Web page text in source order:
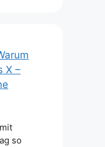
X –
so